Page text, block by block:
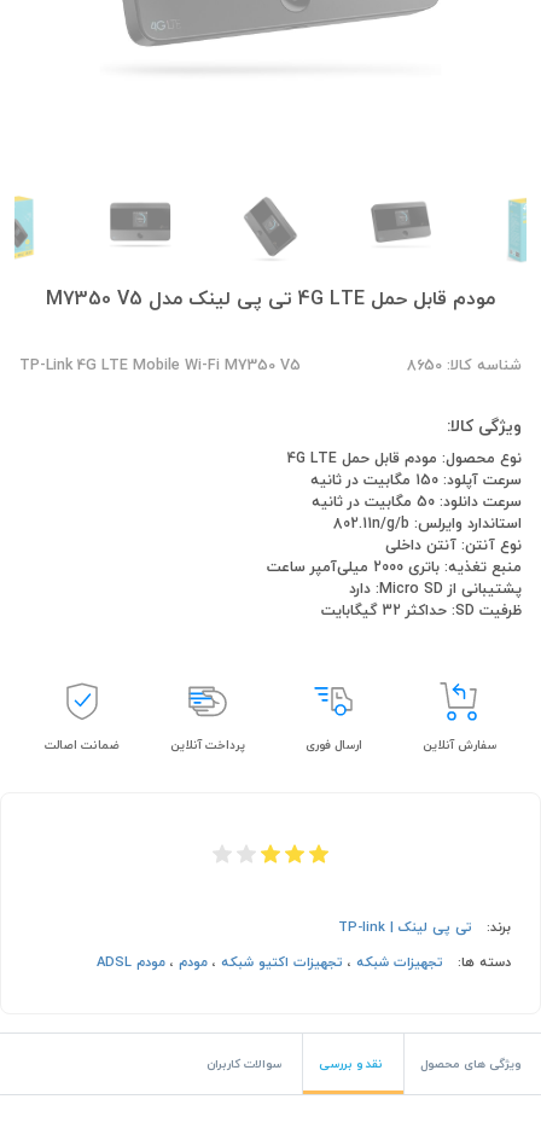
مودم قابل حمل 4G LTE تی پی لینک مدل M7350 V5
شناسه کالا: 8650 TP-Link 4G LTE Mobile Wi-Fi M7350 V5
ویژگی کالا:
نوع محصول: مودم قابل حمل 4G LTE
سرعت آپلود: 150 مگابیت در ثانیه
سرعت دانلود: 50 مگابیت در ثانیه
استاندارد وایرلس: 802.11n/g/b
نوع آنتن: آنتن داخلی
منبع تغذیه: باتری 2000 میلی‌آمپر ساعت
پشتیبانی از Micro SD: دارد
ظرفیت SD: حداکثر 32 گیگابایت
سفارش آنلاین ارسال فوری پرداخت آنلاین ضمانت اصالت
برند:
تی پی لینک | TP-link
دسته ها:
تجهیزات شبکه، تجهیزات اکتیو شبکه، مودم، مودم ADSL
ویژگی های محصول نقد و بررسی سوالات کاربران